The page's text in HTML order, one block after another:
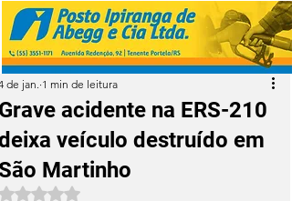
acidente na ERS-210
veículo destruído em
Martinho
de jan. 1 min de leitura
Avaliado com NaN de 5 estrelas.